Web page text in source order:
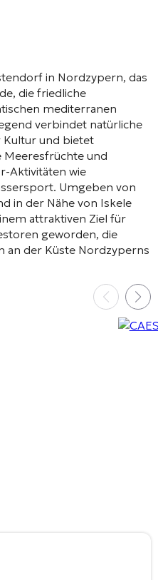
in Nordzypern, das
die friedliche
mediterranen
verbindet natürliche
Kultur und bietet
Meeresfrüchte und
Aktivitäten wie
Umgeben von
in der Nähe von Iskele
attraktiven Ziel für
geworden, die
an der Küste Nordzyperns